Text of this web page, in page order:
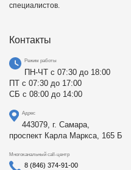
специалистов.
Контакты
Режим работы
ПН-ЧТ с 07:30 до 18:00
ПТ с 07:30 до 17:00
СБ с 08:00 до 14:00
Адрес
443079, г. Самара,
проспект Карла Маркса, 165 Б
Многоканальный call-центр
8 (846) 374-91-00